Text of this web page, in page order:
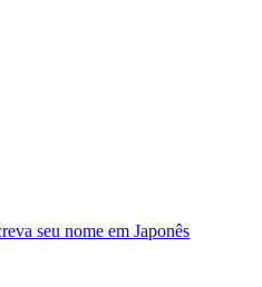
seu nome em Japonês